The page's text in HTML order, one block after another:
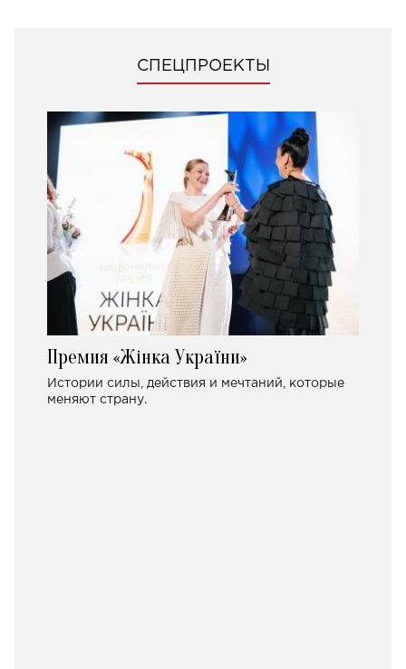
СПЕЦПРОЕКТЫ
Премия «Жінка України»
Истории силы, действия и мечтаний, которые
меняют страну.